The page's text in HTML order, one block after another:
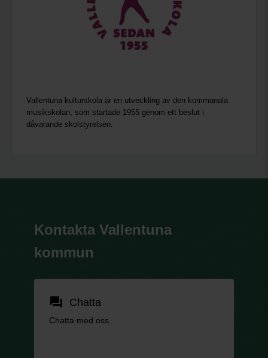
Vallentuna kulturskola är en utveckling av den kommunala
musikskolan, som startade 1955 genom ett beslut i
dåvarande skolstyrelsen.
Kontakta Vallentuna
kommun
forum Chatta
Chatta med oss.